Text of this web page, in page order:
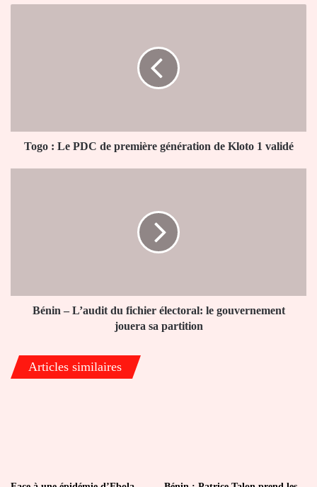
Kloto
Togo : Le PDC de première génération de Kloto 1 validé
jouera
Bénin – L’audit du fichier électoral: le gouvernement
jouera sa partition
Articles similaires